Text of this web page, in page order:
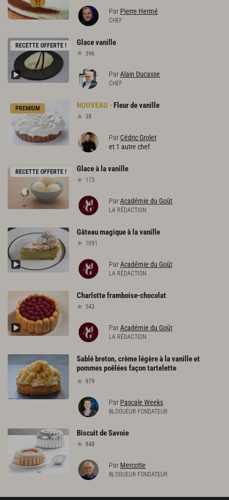
Par Pierre Hermé
CHEF
RECETTE OFFERTE ! Glacevanille
396
ParAlain Ducasse
CHEF
PREMIUM Fleurdevanille
38
Par Cédric Grolet
et 1 autre chef
RECETTE OFFERTE ! Glaceà lavanille
173
ParAcadémie du Goût
LA RÉDACTION
Gâteaumagiqueà lavanille
1091
ParAcadémie du Goût
LA RÉDACTION
Charlotteframboise-chocolat
543
ParAcadémie du Goût
LA RÉDACTION
Sablé breton, crème légère à la vanille et
pommes poêlées façon tartelette
979
Par Pascale Weeks
BLOGUEUR FONDATEUR
BiscuitdeSavoie
948
Par Mercotte
BLOGUEUR FONDATEUR